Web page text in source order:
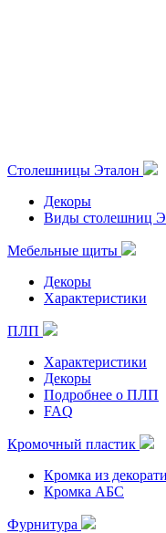
Столешницы Эталон
Декоры
Виды столешниц
Мебельные щиты
Декоры
Характеристики
ПЛП
Характеристики
Декоры
Подробнее о ПЛП
FAQ
Кромочный пластик
Кромка из
Кромка АБС
Фурнитура